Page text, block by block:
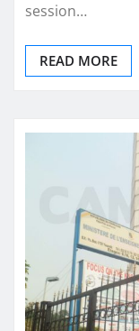
session…
READ MORE